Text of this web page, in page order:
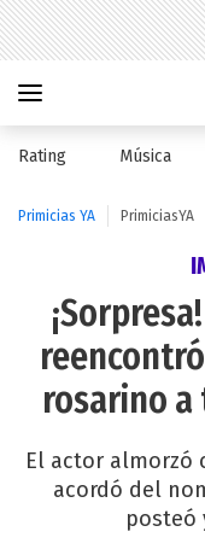
Rating Música
Primicias YA PrimiciasYA
rosarino a
El actor almorzó
acordó del
posteó